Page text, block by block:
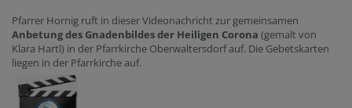
Pfarrer Hornig ruft in dieser Videonachricht zur gemeinsamen
Anbetung des Gnadenbildes der Heiligen Corona (gemalt von
Klara Hartl) in der Pfarrkirche Oberwaltersdorf auf. Die Gebetskarten
liegen in der Pfarrkirche auf.